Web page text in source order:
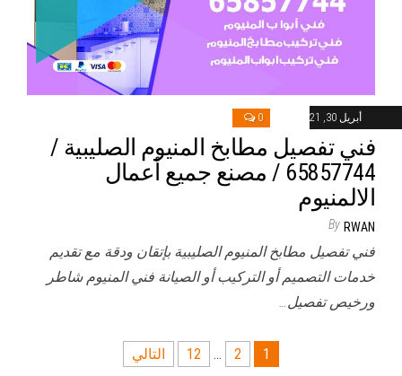
أبريل 30, 2021 0
فني تفصيل مطابخ المنيوم الصليبية /
65857744 / مصنع جميع أعمال
الالمنيوم
By RWAN
فني تفصيل مطابخ المنيوم الصليبية بإتقان ودقة مع تقديم
خدمات التصميم أو التركيب أو الصيانة فني المنيوم شاطر
ورخيص تفصيل…
1
2
…
12 التالي